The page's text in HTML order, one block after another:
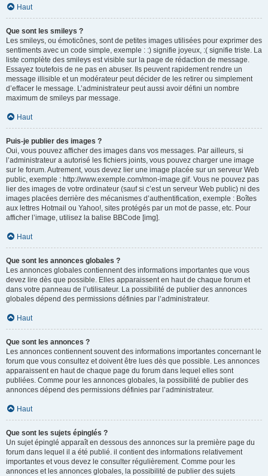
Haut
Que sont les smileys ?
Les smileys, ou émoticônes, sont de petites images utilisées pour exprimer des
sentiments avec un code simple, exemple : :) signifie joyeux, :( signifie triste. La
liste complète des smileys est visible sur la page de rédaction de message.
Essayez toutefois de ne pas en abuser. Ils peuvent rapidement rendre un
message illisible et un modérateur peut décider de les retirer ou simplement
d’effacer le message. L’administrateur peut aussi avoir défini un nombre
maximum de smileys par message.
Haut
Puis-je publier des images ?
Oui, vous pouvez afficher des images dans vos messages. Par ailleurs, si
l’administrateur a autorisé les fichiers joints, vous pouvez charger une image
sur le forum. Autrement, vous devez lier une image placée sur un serveur Web
public, exemple : http://www.exemple.com/mon-image.gif. Vous ne pouvez pas
lier des images de votre ordinateur (sauf si c’est un serveur Web public) ni des
images placées derrière des mécanismes d’authentification, exemple : Boîtes
aux lettres Hotmail ou Yahoo!, sites protégés par un mot de passe, etc. Pour
afficher l’image, utilisez la balise BBCode [img].
Haut
Que sont les annonces globales ?
Les annonces globales contiennent des informations importantes que vous
devez lire dès que possible. Elles apparaissent en haut de chaque forum et
dans votre panneau de l’utilisateur. La possibilité de publier des annonces
globales dépend des permissions définies par l’administrateur.
Haut
Que sont les annonces ?
Les annonces contiennent souvent des informations importantes concernant le
forum que vous consultez et doivent être lues dès que possible. Les annonces
apparaissent en haut de chaque page du forum dans lequel elles sont
publiées. Comme pour les annonces globales, la possibilité de publier des
annonces dépend des permissions définies par l’administrateur.
Haut
Que sont les sujets épinglés ?
Un sujet épinglé apparaît en dessous des annonces sur la première page du
forum dans lequel il a été publié. il contient des informations relativement
importantes et vous devez le consulter régulièrement. Comme pour les
annonces et les annonces globales, la possibilité de publier des sujets